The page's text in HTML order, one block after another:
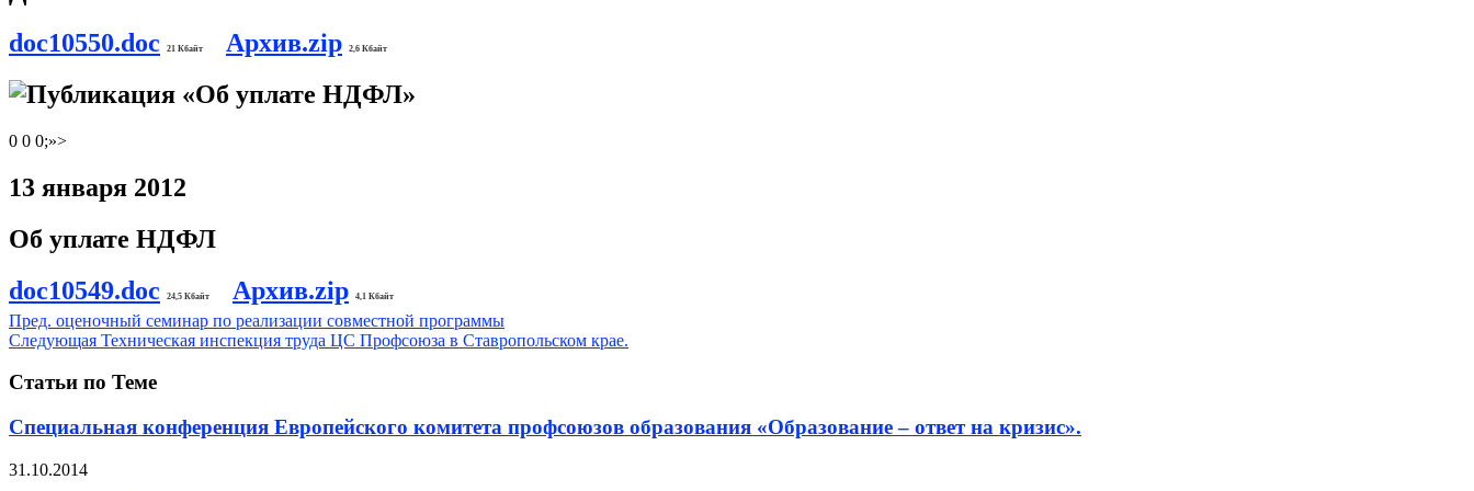
doc10550.doc
21 Кбайт Архив.zip 2,6 Кбайт
0 0 0;»>
13 января 2012
Об уплате НДФЛ
doc10549.doc
24,5 Кбайт Архив.zip 4,1 Кбайт
Пред. оценочный семинар по реализации совместной программы
Следующая Техническая инспекция труда ЦС Профсоюза в Ставропольском крае.
Статьи по Теме
Специальная конференция Европейского комитета профсоюзов образования «Образование – ответ на кризис».
31.10.2014